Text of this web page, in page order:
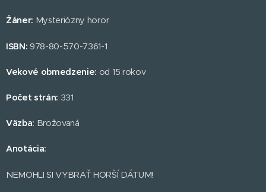
Žáner: Mysteriózny horor
ISBN: 978-80-570-7361-1
Vekové obmedzenie: od 15 rokov
Počet strán: 331
Väzba: Brožovaná
Anotácia:
NEMOHLI SI VYBRAŤ HORŠÍ DÁTUM!